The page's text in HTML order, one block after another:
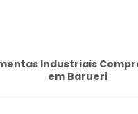
Industriais
em Barueri